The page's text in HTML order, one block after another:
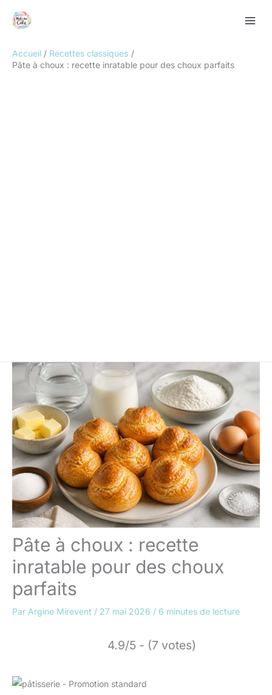
Accueil
Recettes classiques
Pâte à choux : recette inratable pour des choux parfaits
Pâte à choux : recette
inratable pour des choux
parfaits
Par Argine Mirevent / 27 mai 2026 / 6 minutes de lecture
4.9/5 - (7 votes)